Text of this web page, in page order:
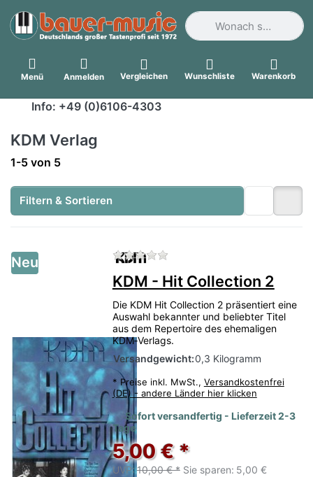
Geben Sie einen
Menü Anmelden Vergleichen Wunschliste Warenkorb
Info: +49 (0)6106-4303
KDM Verlag
Suchergebnisse:
1-5 von 5
Filtern & Sortieren
Neu Zu diesem Produkt liegen
KDM - Hit Collection 2
Die KDM Hit Collection 2 präsentiert eine
Auswahl bekannter und beliebter Titel
aus dem Repertoire des ehemaligen
KDM‑Verlags.
Versandgewicht:0,3 Kilogramm
* Preise inkl. MwSt., Versandkostenfrei
(DE) - andere Länder hier klicken
Sofort versandfertig - Lieferzeit 2-3
Tage
5,00 € *
UVP: 10,00 € * Sie sparen: 5,00 €